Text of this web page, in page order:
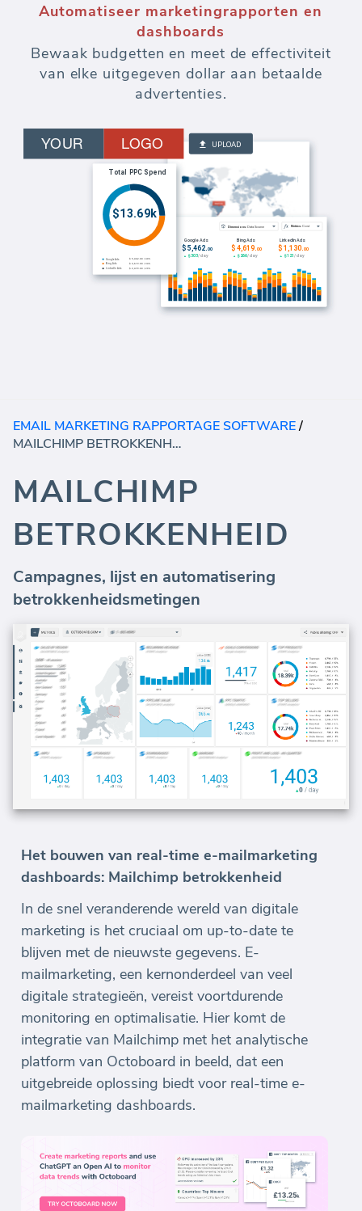
Automatiseer marketingrapporten en
dashboards
Bewaak budgetten en meet de effectiviteit
van elke uitgegeven dollar aan betaalde
advertenties.
EMAIL MARKETING RAPPORTAGE SOFTWARE/
MAILCHIMP BETROKKENHEID
MAILCHIMP
BETROKKENHEID
Campagnes, lijst en automatisering
betrokkenheidsmetingen
Het bouwen van real-time e-mailmarketing
dashboards: Mailchimp betrokkenheid
In de snel veranderende wereld van digitale
marketing is het cruciaal om up-to-date te
blijven met de nieuwste gegevens. E-
mailmarketing, een kernonderdeel van veel
digitale strategieën, vereist voortdurende
monitoring en optimalisatie. Hier komt de
integratie van Mailchimp met het analytische
platform van Octoboard in beeld, dat een
uitgebreide oplossing biedt voor real-time e-
mailmarketing dashboards.